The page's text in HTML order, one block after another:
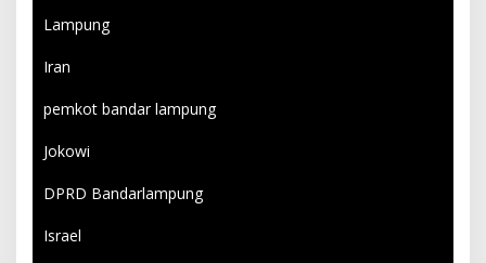
Lampung
Iran
pemkot bandar lampung
Jokowi
DPRD Bandarlampung
Israel